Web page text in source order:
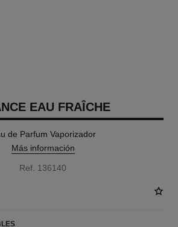
EAU FRAÎCHE
de Parfum Vaporizador
Más información
Ref. 136140